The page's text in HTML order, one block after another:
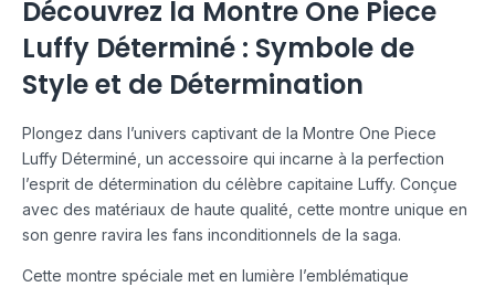
Découvrez la Montre One Piece
Luffy Déterminé : Symbole de
Style et de Détermination
Plongez dans l’univers captivant de la Montre One Piece
Luffy Déterminé, un accessoire qui incarne à la perfection
l’esprit de détermination du célèbre capitaine Luffy. Conçue
avec des matériaux de haute qualité, cette montre unique en
son genre ravira les fans inconditionnels de la saga.
Cette montre spéciale met en lumière l’emblématique